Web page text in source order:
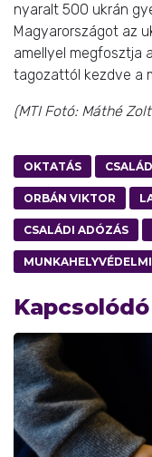
nyaralt 500 ukrán
Magyarországot az
amellyel megfosztja
tagozattól kezdve a
(MTI Fotó: Máthé
OKTATÁS
ORBÁN VIKTOR
CSALÁDI ADÓZÁS